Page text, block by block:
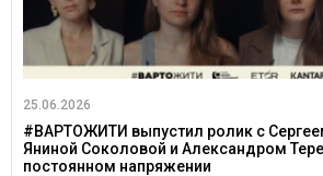
25.06.2026
#ВАРТОЖИТИ выпустил ролик с
Яниной Соколовой и Александром
постоянном напряжении